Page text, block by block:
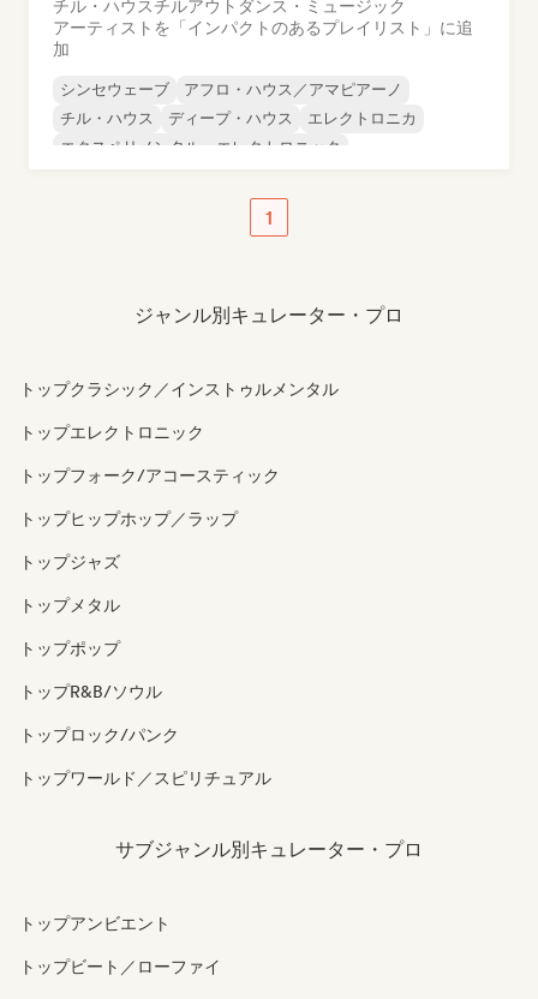
チル・ハウスチルアウト ダンス・ミュージック
アーティストを「インパクトのあるプレイリスト」に追
加
シンセウェーブ
アフロ・ハウス／アマピアーノ
チル・ハウス
ディープ・ハウス
エレクトロニカ
エクスペリメンタル・エレクトロニック
1
ジャンル別キュレーター・プロ
トップクラシック／インストゥルメンタル
トップエレクトロニック
トップフォーク/アコースティック
トップヒップホップ／ラップ
トップジャズ
トップメタル
トップポップ
トップR&B/ソウル
トップロック/パンク
トップワールド／スピリチュアル
サブジャンル別キュレーター・プロ
トップアンビエント
トップビート／ローファイ